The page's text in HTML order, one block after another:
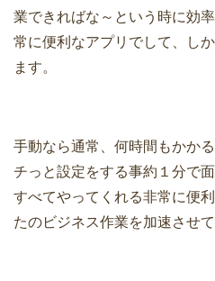
業できればな～という時に効
常に便利なアプリでして、し
ます。
手動なら通常、何時間もかか
チっと設定をする事約１分で
すべてやってくれる非常に便
たのビジネス作業を加速させて